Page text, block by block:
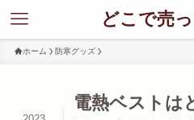
どこで売
ホーム 防寒グッズ
電熱ベストは